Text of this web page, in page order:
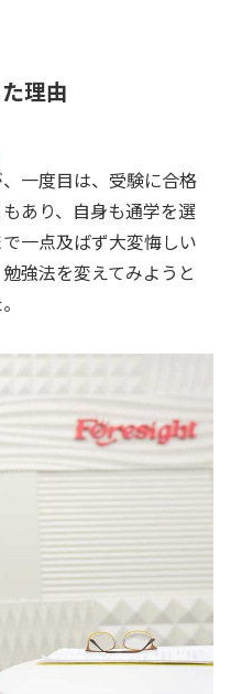
理由
一度目は、受験に合格
あり、自身も通学を選
一点及ばず大変悔しい
強法を変えてみようと